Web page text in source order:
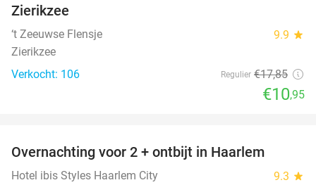
Zierikzee
‘t Zeeuwse Flensje 9.9 star
Zierikzee
Verkocht: 106
Regulier €17,85
€10,95
Overnachting voor 2 + ontbijt in Haarlem
Hotel ibis Styles Haarlem City 9.3 star